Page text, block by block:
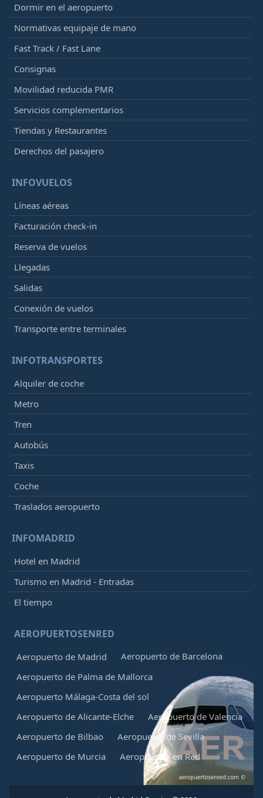
Dormir en el aeropuerto
Normativas equipaje de mano
Fast Track / Fast Lane
Consignas
Movilidad reducida PMR
Servicios complementarios
Tiendas y Restaurantes
Derechos del pasajero
INFOVUELOS
Líneas aéreas
Facturación check-in
Reserva de vuelos
Llegadas
Salidas
Conexión de vuelos
Transporte entre terminales
INFOTRANSPORTES
Alquiler de coche
Metro
Tren
Autobús
Taxis
Coche
Traslados aeropuerto
INFOMADRID
Hotel en Madrid
Turismo en Madrid - Entradas
El tiempo
AEROPUERTOSENRED
Aeropuerto de Madrid
Aeropuerto de Barcelona
Aeropuerto de Palma de Mallorca
Aeropuerto Málaga-Costa del sol
Aeropuerto de Alicante-Elche
Aeropuerto de Valencia
Aeropuerto de Bilbao
Aeropuerto de Sevilla
Aeropuerto de Murcia
Aeropuertos en Red